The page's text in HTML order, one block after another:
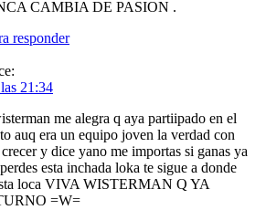
CAMBIA DE PASION .
responder
21:34
me alegra q aya partiipado en el
auq era un equipo joven la verdad con
y dice yano me importas si ganas ya
esta inchada loka te sigue a donde
loca VIVA WISTERMAN Q YA
=W=